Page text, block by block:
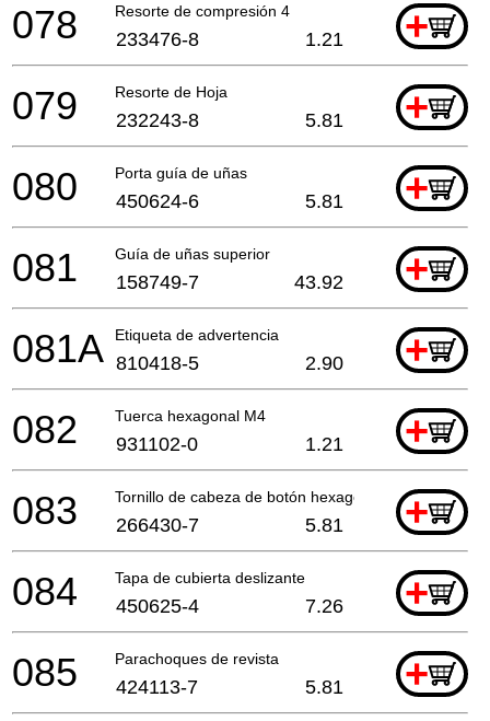
Resorte de compresión 4 +
078 233476-8 1.21
Resorte de Hoja +
079 232243-8 5.81
Porta guía de uñas +
080 450624-6 5.81
Guía de uñas superior +
081 158749-7 43.92
Etiqueta de advertencia +
081A 810418-5 2.90
Tuerca hexagonal M4 +
082 931102-0 1.21
Tornillo de cabeza de botón hexagonal M4x8
+
083 266430-7 5.81
Tapa de cubierta deslizante +
084 450625-4 7.26
Parachoques de revista +
085 424113-7 5.81